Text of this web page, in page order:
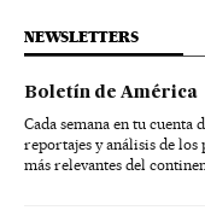
NEWSLETTERS
Boletín de América
Cada semana en tu cuenta
reportajes y análisis de los
más relevantes del